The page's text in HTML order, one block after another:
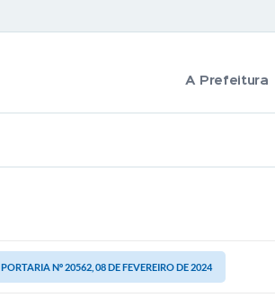
A Prefeitura
PORTARIA Nº 20562, 08 DE FEVEREIRO DE 2024